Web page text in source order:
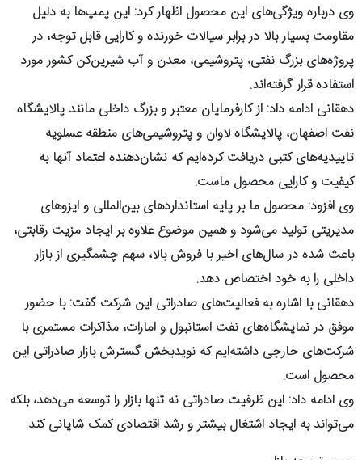
وی درباره ویژگی‌های این محصول اظهار کرد: این پمپ‌ها به دلیل
مقاومت بسیار بالا در برابر سیالات خورنده و کارایی قابل توجه، در
پروژه‌های بزرگ نفتی، پتروشیمی، معدن و آب شیرین‌کن کشور مورد
استفاده قرار گرفته‌اند.
دهقانی ادامه داد: از کارفرمایان معتبر و بزرگ داخلی مانند پالایشگاه
نفت اصفهان، پالایشگاه لاوان و پتروشیمی‌های منطقه عسلویه
تاییدیه‌های کتبی دریافت کرده‌ایم که نشان‌دهنده اعتماد آنها به
کیفیت و کارایی محصول ماست.
وی افزود: محصول ما بر پایه استانداردهای بین‌المللی و ایزوهای
مدیریتی تولید می‌شود و همین موضوع علاوه بر ایجاد مزیت رقابتی،
باعث شده در سال‌های اخیر با فروش بالا، سهم چشمگیری از بازار
داخلی را به خود اختصاص دهد.
دهقانی با اشاره به فعالیت‌های صادراتی این شرکت گفت: با حضور
موفق در نمایشگاه‌های نفت استانبول و امارات، مذاکرات مستمری با
شرکت‌های خارجی داشته‌ایم که نویدبخش گسترش بازار صادراتی این
محصول است.
وی ادامه داد: این ظرفیت صادراتی نه تنها بازار را توسعه می‌دهد، بلکه
می‌تواند به ایجاد اشتغال بیشتر و رشد اقتصادی کمک شایانی کند.